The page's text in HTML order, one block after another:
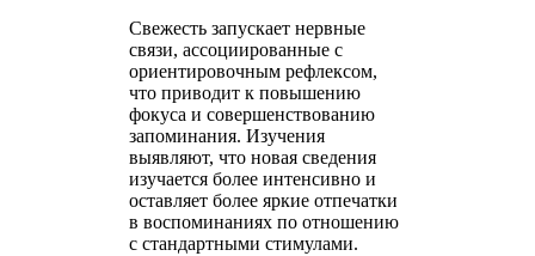
Свежесть запускает нервные
связи, ассоциированные с
ориентировочным рефлексом,
что приводит к повышению
фокуса и совершенствованию
запоминания. Изучения
выявляют, что новая сведения
изучается более интенсивно и
оставляет более яркие отпечатки
в воспоминаниях по отношению
с стандартными стимулами.